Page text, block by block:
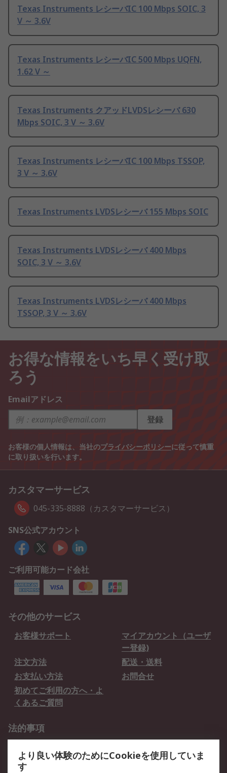
Texas Instruments レシーバIC 100 Mbps SOIC, 3
V ～ 3.6V
Texas Instruments レシーバIC 500 Mbps UQFN,
1.62 V ～
Texas Instruments クアッドLVDSレシーバ 630
Mbps SOIC, 3 V ～ 3.6V
Texas Instruments レシーバIC 100 Mbps TSSOP,
3 V ～ 3.6V
Texas Instruments LVDSレシーバ 155 Mbps SOIC
Texas Instruments LVDSレシーバ 400 Mbps
SOIC, 3 V ～ 3.6V
Texas Instruments LVDSレシーバ 400 Mbps
TSSOP, 3 V ～ 3.6V
お得な情報をいち早く受け取
ろう
Emailアドレス
登録
お客様の個人情報は、当社のプライバシーポリシーに従って慎重
に取り扱いを行います。
カスタマーサービス
045-335-8888（カスタマーサービス）
SNS公式アカウント
ご利用可能カード会社
その他のサービス
お客様サポート
マイアカウント（ユーザ
ー登録)
注文方法
配送・送料
お支払い方法
お問合せ
初めてご利用の方へ・よ
くあるご質問
法的事項
クッキーポリシー
より良い体験のためにCookieを使用していま
す